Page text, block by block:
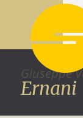
Giuseppe
Ernani